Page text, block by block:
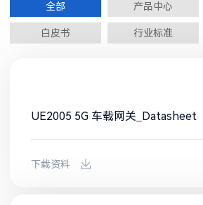
全部 产品中心
白皮书 行业标准
UE2005 5G 车载网关_Datasheet
下载资料